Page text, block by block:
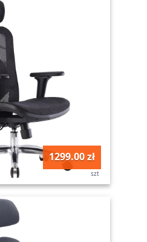
1299.00 zł
szt